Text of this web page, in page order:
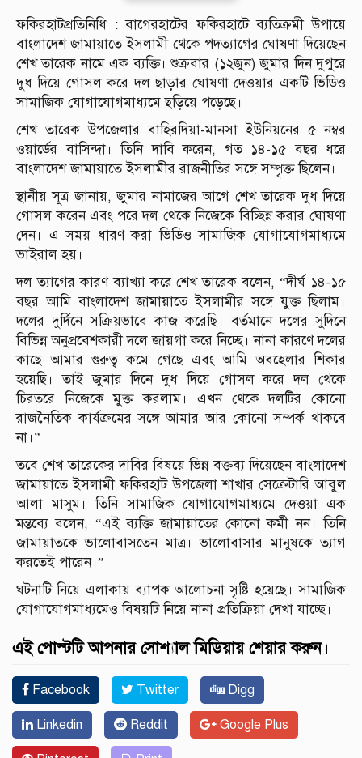
ফকিরহাটপ্রতিনিধি : বাগেরহাটের ফকিরহাটে ব্যতিক্রমী উপায়ে
বাংলাদেশ জামায়াতে ইসলামী থেকে পদত্যাগের ঘোষণা দিয়েছেন
শেখ তারেক নামে এক ব্যক্তি। শুক্রবার (১২জুন) জুমার দিন দুপুরে
দুধ দিয়ে গোসল করে দল ছাড়ার ঘোষণা দেওয়ার একটি ভিডিও
সামাজিক যোগাযোগমাধ্যমে ছড়িয়ে পড়েছে।
শেখ তারেক উপজেলার বাহিরদিয়া-মানসা ইউনিয়নের ৫ নম্বর
ওয়ার্ডের বাসিন্দা। তিনি দাবি করেন, গত ১৪-১৫ বছর ধরে
বাংলাদেশ জামায়াতে ইসলামীর রাজনীতির সঙ্গে সম্পৃক্ত ছিলেন।
স্থানীয় সূত্র জানায়, জুমার নামাজের আগে শেখ তারেক দুধ দিয়ে
গোসল করেন এবং পরে দল থেকে নিজেকে বিচ্ছিন্ন করার ঘোষণা
দেন। এ সময় ধারণ করা ভিডিও সামাজিক যোগাযোগমাধ্যমে
ভাইরাল হয়।
দল ত্যাগের কারণ ব্যাখ্যা করে শেখ তারেক বলেন, “দীর্ঘ ১৪-১৫
বছর আমি বাংলাদেশ জামায়াতে ইসলামীর সঙ্গে যুক্ত ছিলাম।
দলের দুর্দিনে সক্রিয়ভাবে কাজ করেছি। বর্তমানে দলের সুদিনে
বিভিন্ন অনুপ্রবেশকারী দলে জায়গা করে নিচ্ছে। নানা কারণে দলের
কাছে আমার গুরুত্ব কমে গেছে এবং আমি অবহেলার শিকার
হয়েছি। তাই জুমার দিনে দুধ দিয়ে গোসল করে দল থেকে
চিরতরে নিজেকে মুক্ত করলাম। এখন থেকে দলটির কোনো
রাজনৈতিক কার্যক্রমের সঙ্গে আমার আর কোনো সম্পর্ক থাকবে
না।”
তবে শেখ তারেকের দাবির বিষয়ে ভিন্ন বক্তব্য দিয়েছেন বাংলাদেশ
জামায়াতে ইসলামী ফকিরহাট উপজেলা শাখার সেক্রেটারি আবুল
আলা মাসুম। তিনি সামাজিক যোগাযোগমাধ্যমে দেওয়া এক
মন্তব্যে বলেন, “এই ব্যক্তি জামায়াতের কোনো কর্মী নন। তিনি
জামায়াতকে ভালোবাসতেন মাত্র। ভালোবাসার মানুষকে ত্যাগ
করতেই পারেন।”
ঘটনাটি নিয়ে এলাকায় ব্যাপক আলোচনা সৃষ্টি হয়েছে। সামাজিক
যোগাযোগমাধ্যমেও বিষয়টি নিয়ে নানা প্রতিক্রিয়া দেখা যাচ্ছে।
এই পোস্টটি আপনার সোশ্যাল মিডিয়ায় শেয়ার করুন।
Facebook Twitter Digg
Linkedin Reddit Google Plus